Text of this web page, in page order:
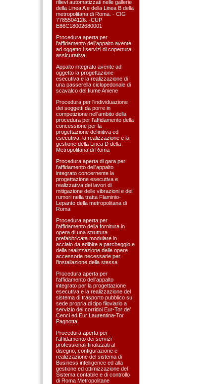
rilievi automatizzati nelle gallerie
della Linea A e della Linea B della
metropolitana di Roma. - CIG
7785504126. -CUP
E86C18002680001
Procedura aperta per
l'affidamento dell'appalto avente
ad oggetto i servizi di copertura
assicurativa
Appalto integrato avente ad
oggetto la progettazione
esecutiva e la realizzazione di
una passerella ciclopedonale di
scavalco del fiume Aniene
Procedura per l'individuazione
dei soggetti da porre in
competizione nell'ambito della
procedura per l'affidamento della
concessione per la
progettazione definitiva ed
esecutiva, la realizzazione e la
gestione della Linea D della
Metropolitana di Roma
Procedura aperta di gara per
l'affidamento dell'appalto
integrato concernente la
progettazione esecutiva e
realizzativa dei lavori di
mitigazione delle vibrazioni e dei
rumori nella tratta Flaminio-
Lepanto della metropolitana di
Roma
Procedura aperta per
l'affidamento della fornitura in
opera di una struttura
prefabbricata modulare in
acciaio da adibire a parcheggio e
della realizzazione delle opere
accessorie necessarie per
l'installazione della stessa
Procedura aperta per
l'affidamento dell'appalto
integrato per la progettazione
esecutiva e la realizzazione del
sistema di trasporto pubblico su
sede propria di tipo filoviario a
servizio dei corridoi Eur-Tor de'
Cenci ed Eur Laurentina-Tor
Pagnotta
Procedura aperta per
l'affidamento dei servizi
professionali finalizzati al
disegno, configurazione e
realizzazione del sistema di
Business intelligence ed alla
gestione ed ottimizzazione del
Sistema contabile e di controllo
di Roma Metropolitane